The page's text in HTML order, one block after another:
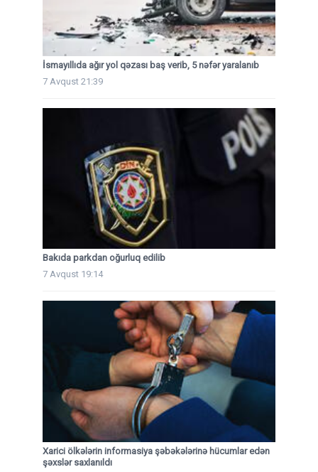
İsmayıllıda ağır yol qəzası baş verib, 5 nəfər yaralanıb
7 Avqust 21:39
Bakıda parkdan oğurluq edilib
7 Avqust 19:14
Xarici ölkələrin informasiya şəbəkələrinə hücumlar edən
şəxslər saxlanıldı